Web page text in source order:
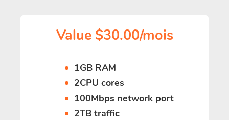
Value $30.00/mois
1GB RAM
2CPU cores
100Mbps network port
2TB traffic